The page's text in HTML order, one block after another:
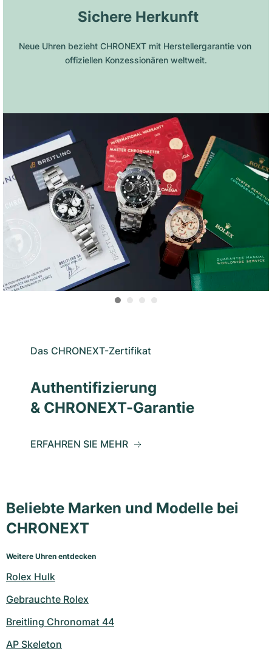
Sichere Herkunft
Neue Uhren bezieht CHRONEXT mit Herstellergarantie von
offiziellen Konzessionären weltweit.
Das CHRONEXT-Zertifikat
Authentifizierung
& CHRONEXT-Garantie
ERFAHREN SIE MEHR
Beliebte Marken und Modelle bei
CHRONEXT
Weitere Uhren entdecken
Rolex Hulk
Gebrauchte Rolex
Breitling Chronomat 44
AP Skeleton